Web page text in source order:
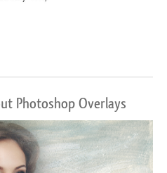
Photoshop Overlays